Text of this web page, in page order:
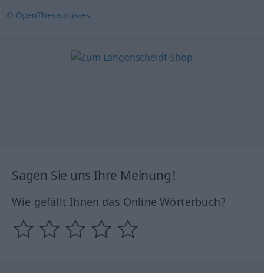
© OpenThesaurus-es
Sagen Sie uns Ihre Meinung!
Wie gefällt Ihnen das Online Wörterbuch?